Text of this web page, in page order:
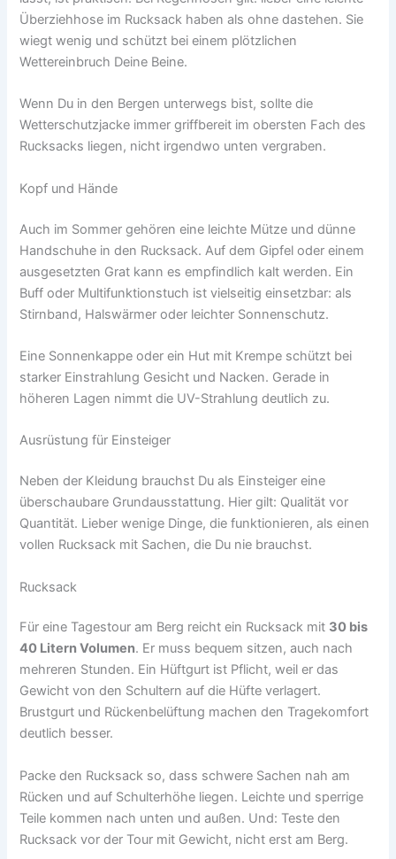
Überziehhose im Rucksack haben als ohne dastehen. Sie
wiegt wenig und schützt bei einem plötzlichen
Wettereinbruch Deine Beine.
Wenn Du in den Bergen unterwegs bist, sollte die
Wetterschutzjacke immer griffbereit im obersten Fach des
Rucksacks liegen, nicht irgendwo unten vergraben.
Kopf und Hände
Auch im Sommer gehören eine leichte Mütze und dünne
Handschuhe in den Rucksack. Auf dem Gipfel oder einem
ausgesetzten Grat kann es empfindlich kalt werden. Ein
Buff oder Multifunktionstuch ist vielseitig einsetzbar: als
Stirnband, Halswärmer oder leichter Sonnenschutz.
Eine Sonnenkappe oder ein Hut mit Krempe schützt bei
starker Einstrahlung Gesicht und Nacken. Gerade in
höheren Lagen nimmt die UV-Strahlung deutlich zu.
Ausrüstung für Einsteiger
Neben der Kleidung brauchst Du als Einsteiger eine
überschaubare Grundausstattung. Hier gilt: Qualität vor
Quantität. Lieber wenige Dinge, die funktionieren, als einen
vollen Rucksack mit Sachen, die Du nie brauchst.
Rucksack
Für eine Tagestour am Berg reicht ein Rucksack mit 30 bis
40 Litern Volumen. Er muss bequem sitzen, auch nach
mehreren Stunden. Ein Hüftgurt ist Pflicht, weil er das
Gewicht von den Schultern auf die Hüfte verlagert.
Brustgurt und Rückenbelüftung machen den Tragekomfort
deutlich besser.
Packe den Rucksack so, dass schwere Sachen nah am
Rücken und auf Schulterhöhe liegen. Leichte und sperrige
Teile kommen nach unten und außen. Und: Teste den
Rucksack vor der Tour mit Gewicht, nicht erst am Berg.